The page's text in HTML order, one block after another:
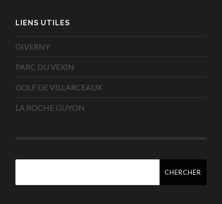
LIENS UTILES
GIVERNY
PARC DU VEXIN
GOLF DE VILLARCEAUX
LA ROCHE GUYON